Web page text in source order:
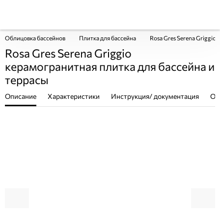
Облицовка бассейнов Плитка для бассейна Rosa Gres Serena Griggio
Rosa Gres Serena Griggio
керамогранитная плитка для бассейна и
террасы
Описание Характеристики Инструкция/ документация